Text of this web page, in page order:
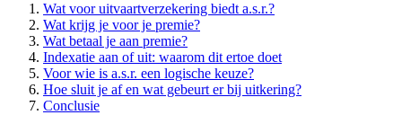
Wat voor uitvaartverzekering biedt a.s.r.?
Wat krijg je voor je premie?
Wat betaal je aan premie?
Indexatie aan of uit: waarom dit ertoe doet
Voor wie is a.s.r. een logische keuze?
Hoe sluit je af en wat gebeurt er bij uitkering?
Conclusie